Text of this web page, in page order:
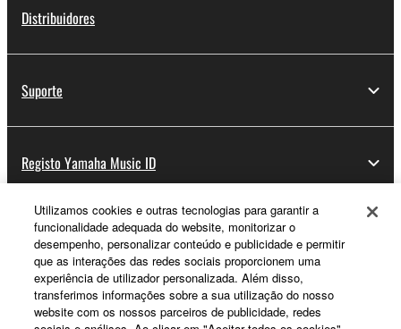
Distribuidores
Suporte
Registo Yamaha Music ID
Sobre a Yamaha
Portugal - Portuguese
Utilizamos cookies e outras tecnologias para garantir a
funcionalidade adequada do website, monitorizar o
desempenho, personalizar conteúdo e publicidade e permitir
que as interações das redes sociais proporcionem uma
experiência de utilizador personalizada. Além disso,
transferimos informações sobre a sua utilização do nosso
website com os nossos parceiros de publicidade, redes